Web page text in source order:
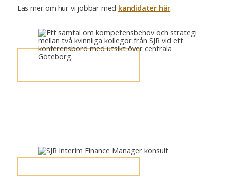
Läs mer om hur vi jobbar med kandidater här.